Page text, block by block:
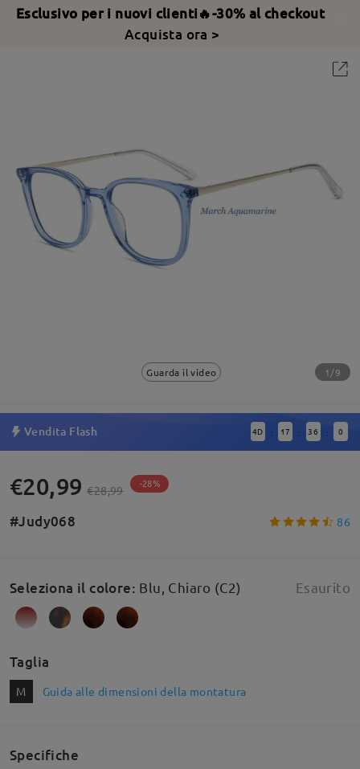
Esclusivo per i nuovi clienti🔥-30% al checkout
Acquista ora >
Guarda il video 1/9
Vendita Flash 4D : 17 : 36 : 0
€20,99 €28,99 -28%
#Judy068 86
Seleziona il colore: Blu, Chiaro (C2) Esaurito
Taglia
M Guida alle dimensioni della montatura
Specifiche